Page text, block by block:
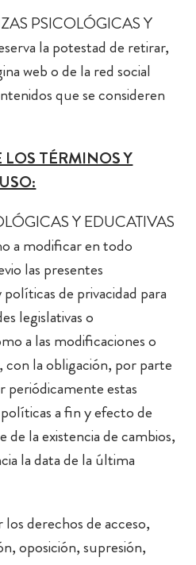
PSICOLÓGICAS Y
la potestad de retirar,
web o de la red social
que se consideren
TÉRMINOS Y
Y EDUCATIVAS
a modificar en todo
las presentes
de privacidad para
legislativas o
a las modificaciones o
con la obligación, por parte
estas
a fin y efecto de
la existencia de cambios,
la data de la última
derechos de acceso,
oposición, supresión,